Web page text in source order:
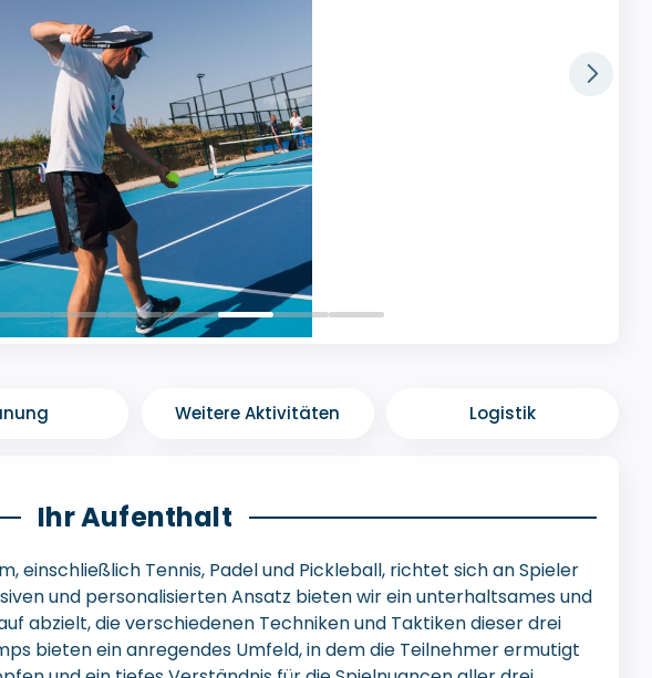
Weitere Aktivitäten Logistik
Ihr Aufenthalt
einschließlich Tennis, Padel und Pickleball, richtet sich an Spieler
und personalisierten Ansatz bieten wir ein unterhaltsames und
abzielt, die verschiedenen Techniken und Taktiken dieser drei
bieten ein anregendes Umfeld, in dem die Teilnehmer ermutigt